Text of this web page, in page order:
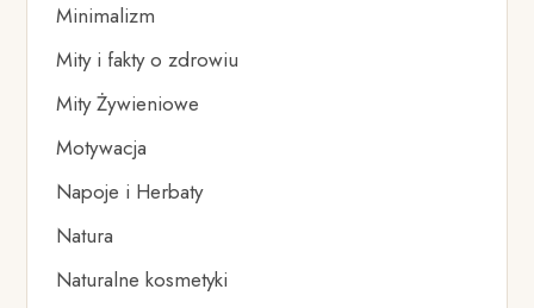
Minimalizm
Mity i fakty o zdrowiu
Mity Żywieniowe
Motywacja
Napoje i Herbaty
Natura
Naturalne kosmetyki